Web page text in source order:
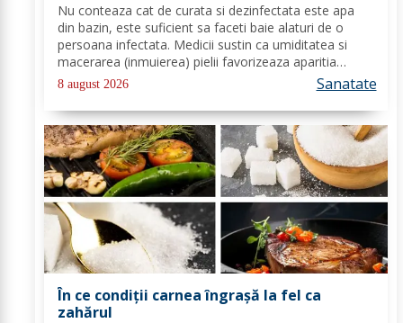
Nu conteaza cat de curata si dezinfectata este apa
din bazin, este suficient sa faceti baie alaturi de o
persoana infectata. Medicii sustin ca umiditatea si
macerarea (inmuierea) pielii favorizeaza aparitia
infectiilor micotice, care prin apa se transmit mult mai
usor. Cel mai intalnit tip de...
8 august 2026 Sanatate
În ce condiții carnea îngrașă la fel ca
zahărul